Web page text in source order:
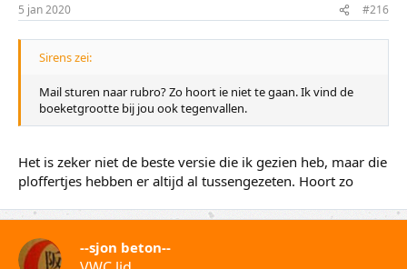
5 jan 2020 #216
Sirens zei:
Mail sturen naar rubro? Zo hoort ie niet te gaan. Ik vind de
boeketgrootte bij jou ook tegenvallen.
Het is zeker niet de beste versie die ik gezien heb, maar die
ploffertjes hebben er altijd al tussengezeten. Hoort zo
--sjon beton--